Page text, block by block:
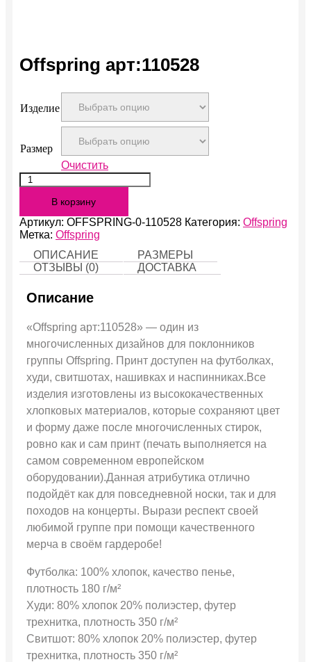
Offspring арт:110528
Изделие
Размер
Очистить
Количество
Offspring
арт:110528В корзину
Артикул: OFFSPRING-0-110528 Категория: Offspring
Метка: Offspring
ОПИСАНИЕ
РАЗМЕРЫ
ОТЗЫВЫ (0)
ДОСТАВКА
Описание
«Offspring арт:110528» — один из
многочисленных дизайнов для поклонников
группы Offspring. Принт доступен на футболках,
худи, свитшотах, нашивках и наспинниках.Все
изделия изготовлены из высококачественных
хлопковых материалов, которые сохраняют цвет
и форму даже после многочисленных стирок,
ровно как и сам принт (печать выполняется на
самом современном европейском
оборудовании).Данная атрибутика отлично
подойдёт как для повседневной носки, так и для
походов на концерты. Вырази респект своей
любимой группе при помощи качественного
мерча в своём гардеробе!
Футболка: 100% хлопок, качество пенье,
плотность 180 г/м²
Худи: 80% хлопок 20% полиэстер, футер
трехнитка, плотность 350 г/м²
Свитшот: 80% хлопок 20% полиэстер, футер
трехнитка, плотность 350 г/м²